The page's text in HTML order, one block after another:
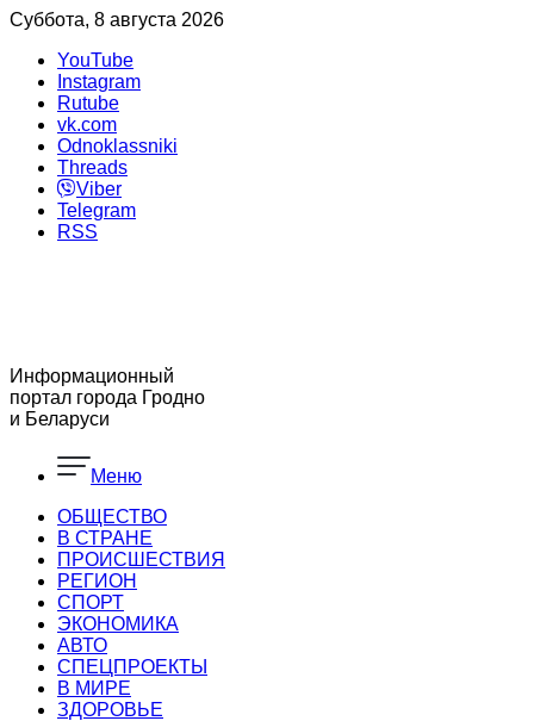
Суббота, 8 августа 2026
YouTube
Instagram
Rutube
vk.com
Odnoklassniki
Threads
Viber
Telegram
RSS
Информационный
портал города Гродно
и Беларуси
Меню
ОБЩЕСТВО
В СТРАНЕ
ПРОИСШЕСТВИЯ
РЕГИОН
CПОРТ
ЭКОНОМИКА
АВТО
СПЕЦПРОЕКТЫ
В МИРЕ
ЗДОРОВЬЕ